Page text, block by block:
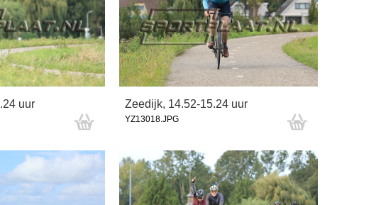
uur Zeedijk, 14.52-15.24 uur
YZ13018.JPG